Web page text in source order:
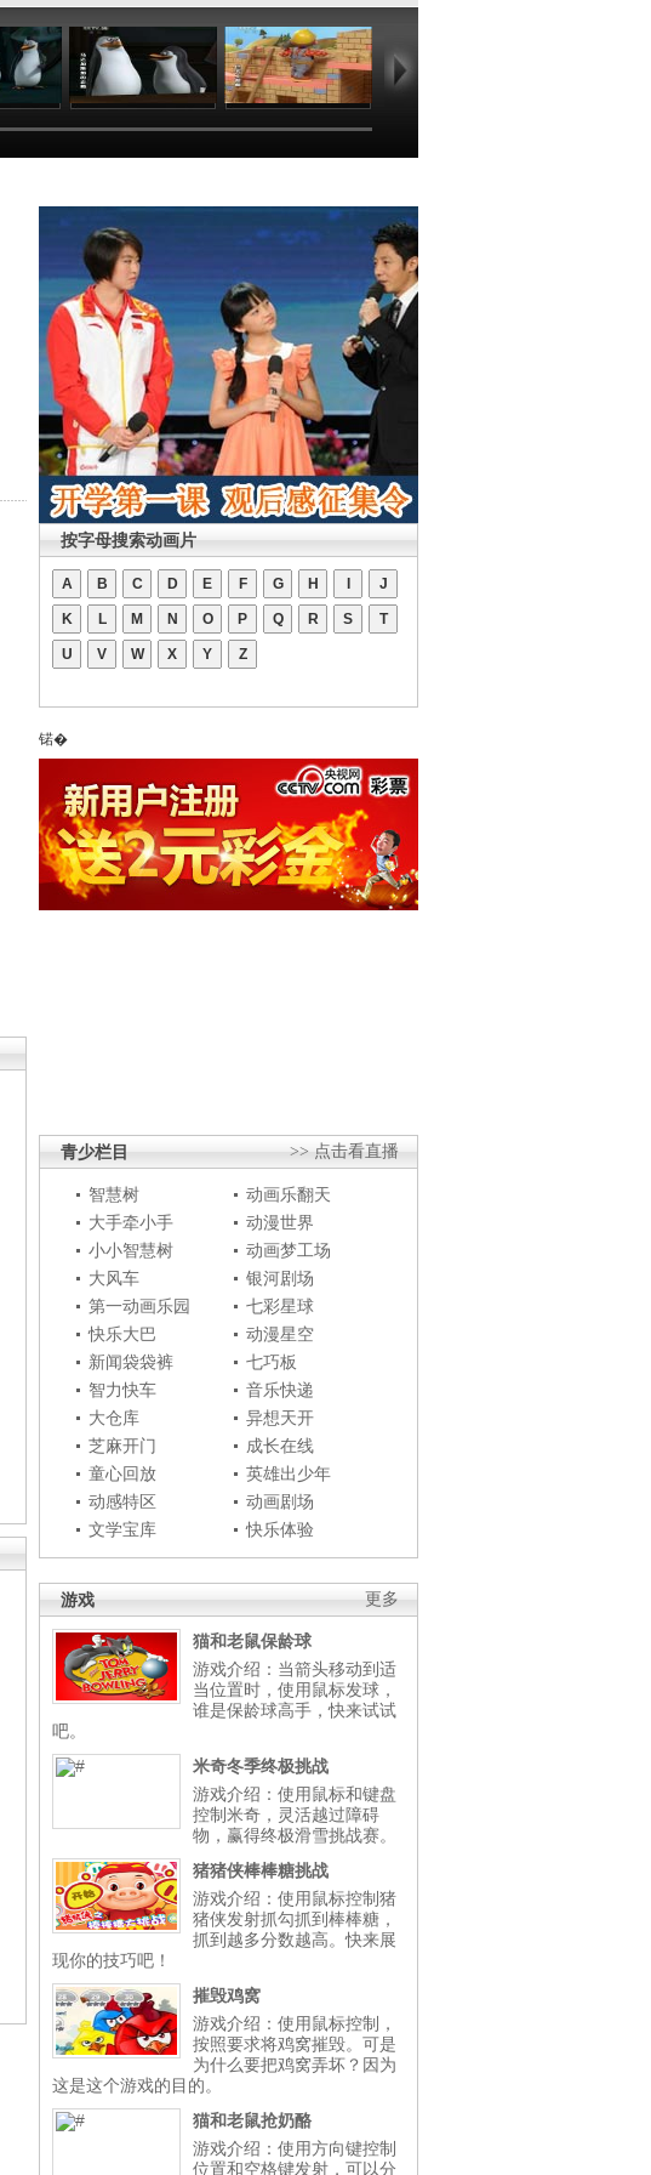
11:37 09:50 09:30
按字母搜索动画片
A B C D E F G H J
K L M N O P Q R S T
U V W X Y Z
锘�
>> 点击看直播
青少栏目
智慧树
动画乐翻天
大手牵小手
动漫世界
小小智慧树
动画梦工场
大风车
银河剧场
第一动画乐园
七彩星球
快乐大巴
动漫星空
新闻袋袋裤
七巧板
智力快车
音乐快递
大仓库
异想天开
芝麻开门
成长在线
童心回放
英雄出少年
动感特区
动画剧场
文学宝库
快乐体验
更多
游戏
猫和老鼠保龄球
游戏介绍：当箭头移动到适
当位置时，使用鼠标发球，
谁是保龄球高手，快来试试
吧。
米奇冬季终极挑战
游戏介绍：使用鼠标和键盘
控制米奇，灵活越过障碍
物，赢得终极滑雪挑战赛。
猪猪侠棒棒糖挑战
游戏介绍：使用鼠标控制猪
猪侠发射抓勾抓到棒棒糖，
抓到越多分数越高。快来展
现你的技巧吧！
摧毁鸡窝
游戏介绍：使用鼠标控制，
按照要求将鸡窝摧毁。可是
为什么要把鸡窝弄坏？因为
这是这个游戏的目的。
猫和老鼠抢奶酪
游戏介绍：使用方向键控制
位置和空格键发射，可以分